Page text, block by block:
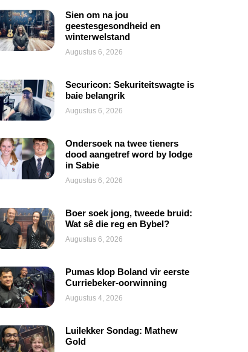
Sien om na jou
geestesgesondheid en
winterwelstand
Augustus 6, 2026
Securicon: Sekuriteitswagte is
baie belangrik
Augustus 6, 2026
Ondersoek na twee tieners
dood aangetref word by lodge
in Sabie
Augustus 6, 2026
Boer soek jong, tweede bruid:
Wat sê die reg en Bybel?
Augustus 6, 2026
Pumas klop Boland vir eerste
Curriebeker-oorwinning
Augustus 4, 2026
Luilekker Sondag: Mathew
Gold